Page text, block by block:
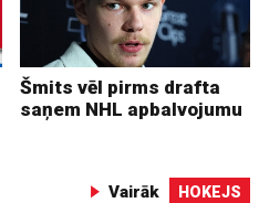
Šmits vēl pirms drafta
saņem NHL apbalvojumu
Vairāk HOKEJS